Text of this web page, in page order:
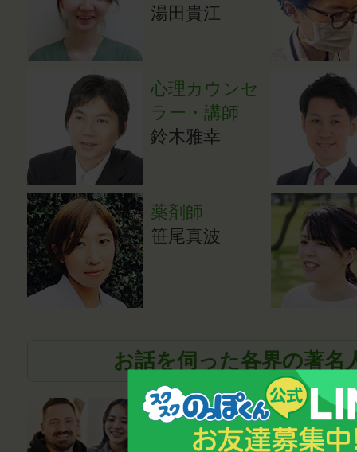
湯田貴江
心理カウンセ
ラー・講師
鈴木雅幸
薬剤師
笹尾真波
お話を伺った各界の著名